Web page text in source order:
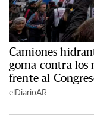
Camiones
goma contra los
frente al
elDiarioAR